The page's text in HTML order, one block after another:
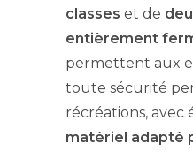
classes et de
entièrement
permettent aux
toute sécurité
récréations, avec
matériel adapté